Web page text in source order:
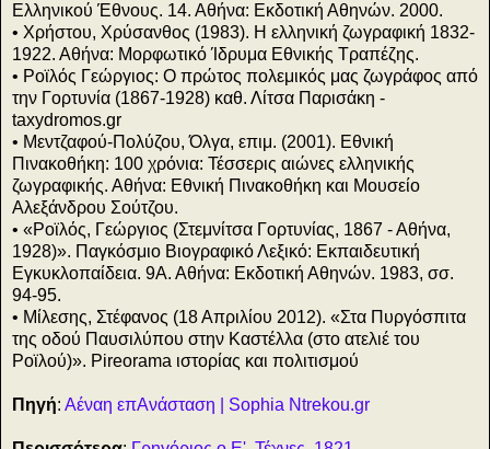
Ελληνικού Έθνους. 14. Αθήνα: Εκδοτική Αθηνών. 2000.
• Χρήστου, Χρύσανθος (1983). Η ελληνική ζωγραφική 1832-
1922. Αθήνα: Μορφωτικό Ίδρυμα Εθνικής Τραπέζης.
• Ροϊλός Γεώργιος: Ο πρώτος πολεμικός μας ζωγράφος από
την Γορτυνία (1867-1928) καθ. Λίτσα Παρισάκη -
taxydromos.gr
• Μεντζαφού-Πολύζου, Όλγα, επιμ. (2001). Εθνική
Πινακοθήκη: 100 χρόνια: Τέσσερις αιώνες ελληνικής
ζωγραφικής. Αθήνα: Εθνική Πινακοθήκη και Μουσείο
Αλεξάνδρου Σούτζου.
• «Ροϊλός, Γεώργιος (Στεμνίτσα Γορτυνίας, 1867 - Αθήνα,
1928)». Παγκόσμιο Βιογραφικό Λεξικό: Εκπαιδευτική
Εγκυκλοπαίδεια. 9Α. Αθήνα: Εκδοτική Αθηνών. 1983, σσ.
94-95.
• Μίλεσης, Στέφανος (18 Απριλίου 2012). «Στα Πυργόσπιτα
της οδού Παυσιλύπου στην Καστέλλα (στο ατελιέ του
Ροϊλού)». Pireorama ιστορίας και πολιτισμού
Πηγή: Αέναη επΑνάσταση | Sophia Ntrekou.gr